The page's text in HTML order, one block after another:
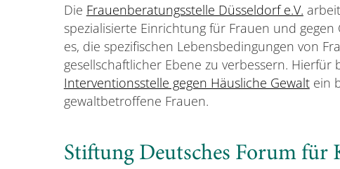
Die Frauenberatungsstelle Düsseldorf e.V.
spezialisierte Einrichtung für Frauen und
es, die spezifischen Lebensbedingungen von
gesellschaftlicher Ebene zu verbessern. Hierfür
Interventionsstelle gegen Häusliche Gewaltein
gewaltbetroffene Frauen.
Stiftung Deutsches Forum